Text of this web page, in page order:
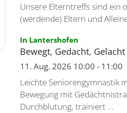
Unsere Elterntreffs sind ein
(werdende) Eltern und
In Lantershofen:
Bewegt, Gedacht, Gelacht
11. Aug. 2026 10:00 - 11:00
Leichte Seniorengymnastik
Bewegung mit
Durchblutung, trainiert ...